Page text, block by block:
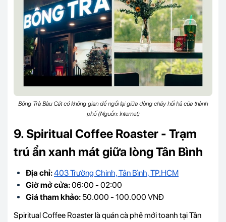
Bông Trà Bàu Cát có không gian để ngồi lại giữa dòng chảy hối hả của thành
phố (Nguồn: Internet)
9. Spiritual Coffee Roaster - Trạm
trú ẩn xanh mát giữa lòng Tân Bình
Địa chỉ:403 Trường Chinh, Tân Bình, TP.HCM
Giờ mở cửa:06:00 - 02:00
Giá tham khảo: 50.000 - 100.000 VNĐ
Spiritual Coffee Roaster là quán cà phê mới toanh tại Tân